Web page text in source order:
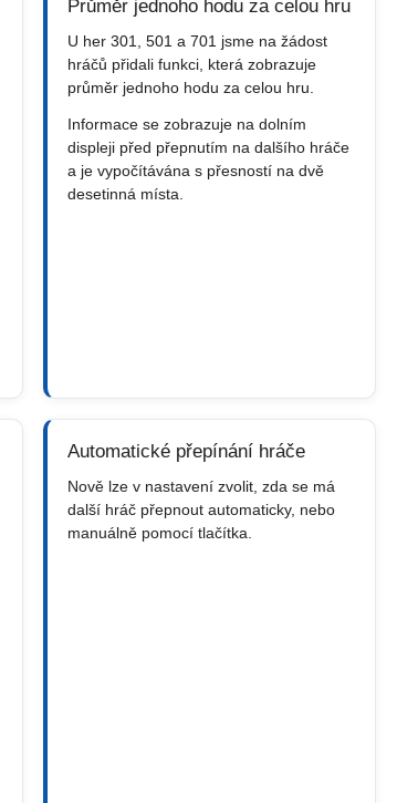
Průměr jednoho hodu za celou hru
U her 301, 501 a 701 jsme na žádost
hráčů přidali funkci, která zobrazuje
průměr jednoho hodu za celou hru.
Informace se zobrazuje na dolním
displeji před přepnutím na dalšího hráče
a je vypočítávána s přesností na dvě
desetinná místa.
Automatické přepínání hráče
Nově lze v nastavení zvolit, zda se má
další hráč přepnout automaticky, nebo
manuálně pomocí tlačítka.